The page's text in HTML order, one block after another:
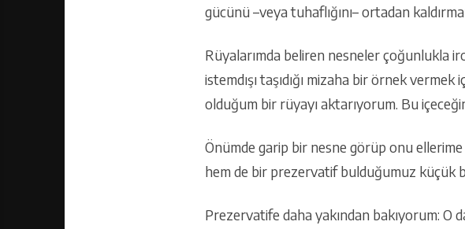
gücünü –veya tuhaflığını– ortadan
Rüyalarımda beliren nesneler çoğunlukla
istemdışı taşıdığı mizaha bir örnek
olduğum bir rüyayı aktarıyorum. Bu
Önümde garip bir nesne görüp onu ellerime
hem de bir prezervatif bulduğumuz küçük
Prezervatife daha yakından bakıyorum: